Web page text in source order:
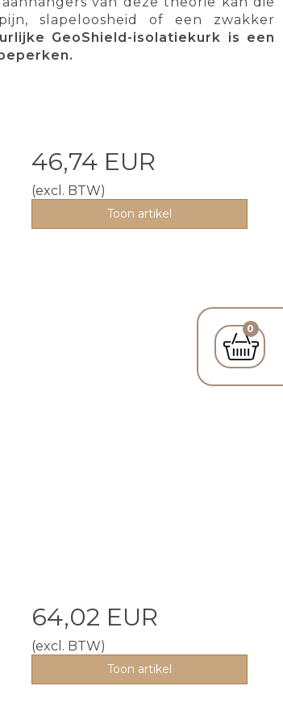
0
slapeloosheid of een zwakker
GeoShield-isolatiekurk is een
46,74 EUR
(excl. BTW)
Toon artikel
64,02 EUR
(excl. BTW)
Toon artikel